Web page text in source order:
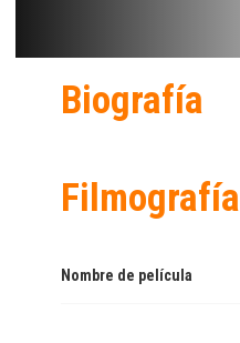
Biografía
Filmografía
Nombre de película